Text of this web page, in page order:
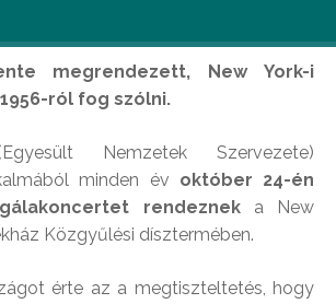
megrendezett, New York-i
ról fog szólni.
Nemzetek Szervezete)
minden év október 24-én
rendezneka New
Közgyűlési dísztermében.
érte az a megtiszteltetés, hogy